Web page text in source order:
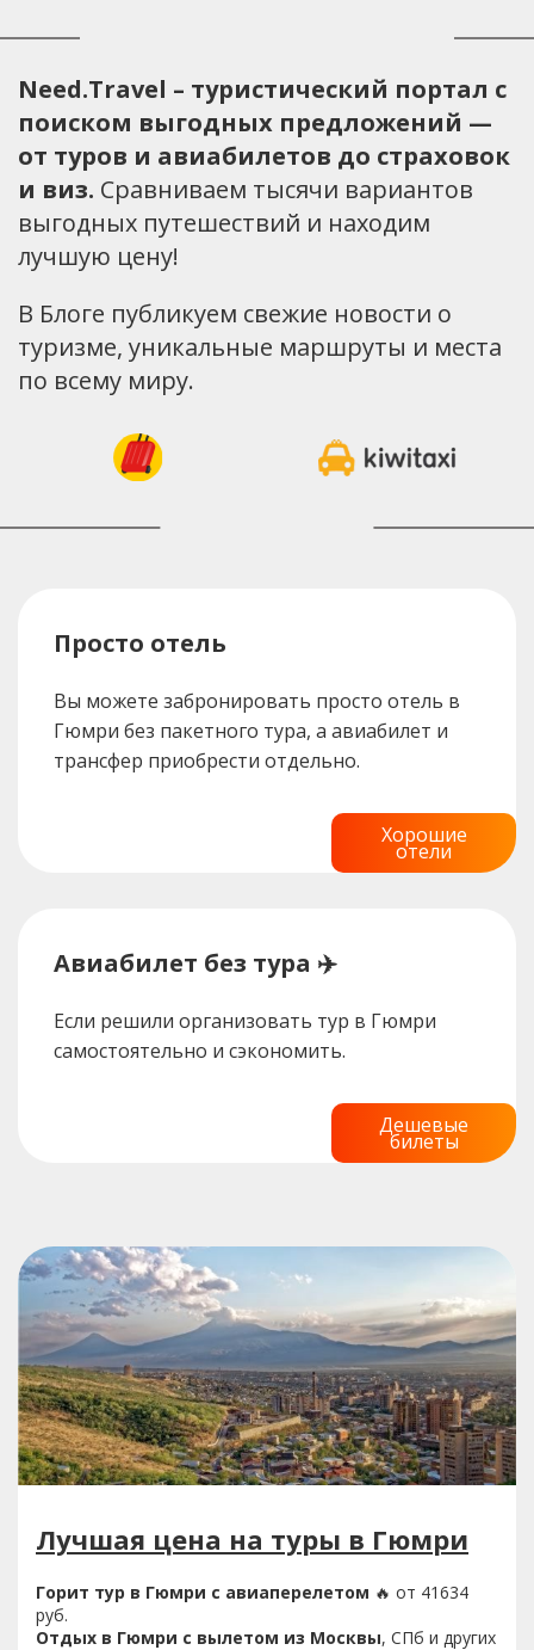
Need.Travel – туристический портал с
поиском выгодных предложений —
от туров и авиабилетов до страховок
и виз. Сравниваем тысячи вариантов
выгодных путешествий и находим
лучшую цену!
В Блоге публикуем свежие новости о
туризме, уникальные маршруты и места
по всему миру.
Просто отель
Вы можете забронировать просто отель в
Гюмри без пакетного тура, а авиабилет и
трансфер приобрести отдельно.
Хорошие
отели
Авиабилет без тура ✈️
Если решили организовать тур в Гюмри
самостоятельно и сэкономить.
Дешевые
билеты
Лучшая цена на туры в Гюмри
Горит тур в Гюмри с авиаперелетом 🔥 от 41634
руб.
Отдых в Гюмри с вылетом из Москвы, СПб и других